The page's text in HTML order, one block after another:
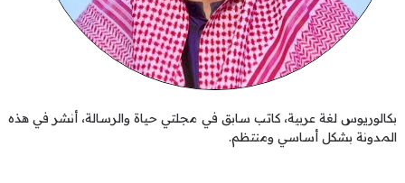
بكالوريوس لغة عربية، كاتب سابق في مجلتي حياة والرسالة، أنشر في هذه
المدونة بشكل أساسي ومنتظم.